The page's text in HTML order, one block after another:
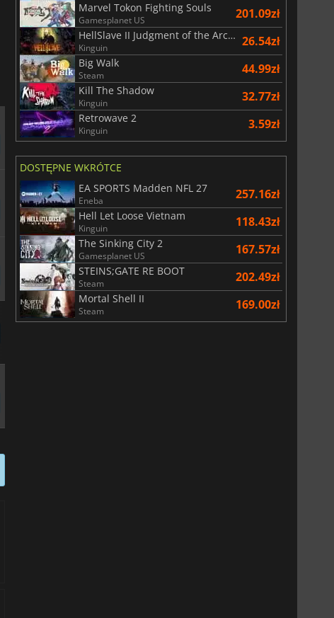
Marvel Tokon Fighting Souls
Gamesplanet US 201.09zł
HellSlave II Judgment of the Archon
Kinguin 26.54zł
Big Walk
Steam 44.99zł
Kill The Shadow
Kinguin 32.77zł
Retrowave 2
Kinguin 3.59zł
DOSTĘPNE WKRÓTCE
EA SPORTS Madden NFL 27
Eneba 257.16zł
Hell Let Loose Vietnam
Kinguin 118.43zł
The Sinking City 2
Gamesplanet US 167.57zł
STEINS;GATE RE BOOT
Steam 202.49zł
Mortal Shell II
Steam 169.00zł